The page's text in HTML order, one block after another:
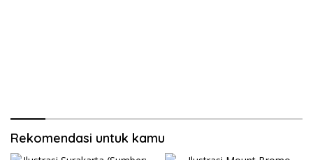
Rekomendasi untuk kamu